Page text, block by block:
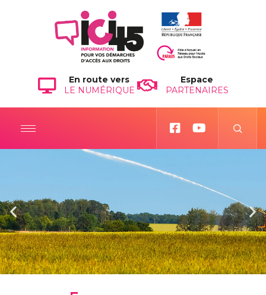
En route vers
LE NUMÉRIQUE
Espace
PARTENAIRES